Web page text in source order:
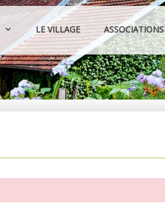
LE VILLAGE ASSOCIATIONS